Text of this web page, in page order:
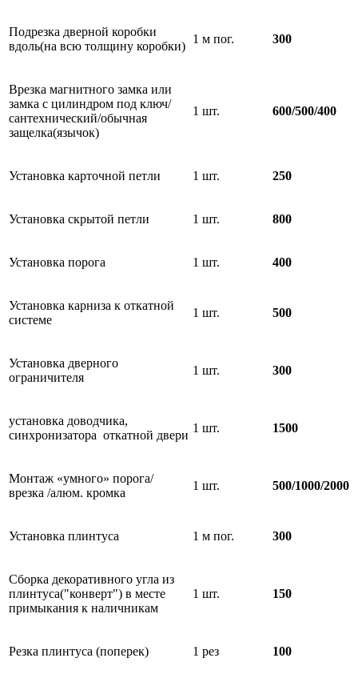
Подрезка дверной коробки
вдоль(на всю толщину коробки)
1 м пог. 300
Врезка магнитного замка или
замка с цилиндром под ключ/
сантехнический/обычная
защелка(язычок)
1 шт. 600/500/400
Установка карточной петли 1 шт. 250
Установка скрытой петли 1 шт. 800
Установка порога 1 шт. 400
Установка карниза к откатной
системе
1 шт. 500
Установка дверного
ограничителя
1 шт. 300
установка доводчика,
синхронизатора откатной двери
1 шт. 1500
Монтаж «умного» порога/
врезка /алюм. кромка
1 шт. 500/1000/2000
Установка плинтуса 1 м пог. 300
Сборка декоративного угла из
плинтуса("конверт") в месте
примыкания к наличникам
1 шт. 150
Резка плинтуса (поперек) 1 рез 100